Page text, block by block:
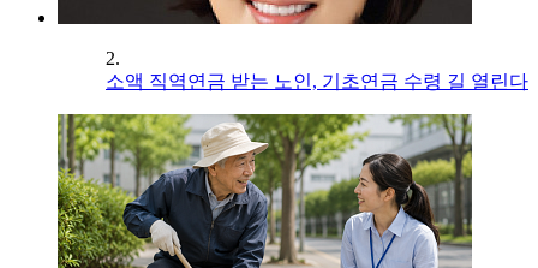
2.
소액 직역연금 받는 노인, 기초연금 수령 길 열린다